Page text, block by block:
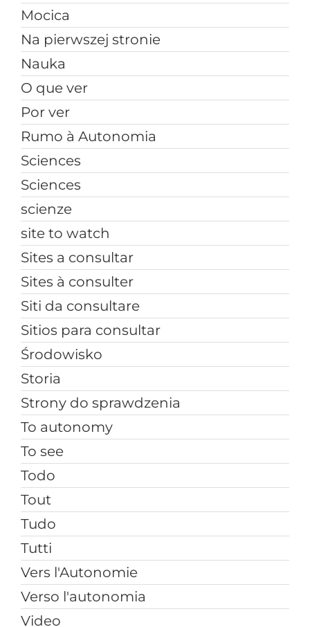
Mocica
Na pierwszej stronie
Nauka
O que ver
Por ver
Rumo à Autonomia
Sciences
Sciences
scienze
site to watch
Sites a consultar
Sites à consulter
Siti da consultare
Sitios para consultar
Środowisko
Storia
Strony do sprawdzenia
To autonomy
To see
Todo
Tout
Tudo
Tutti
Vers l'Autonomie
Verso l'autonomia
Video